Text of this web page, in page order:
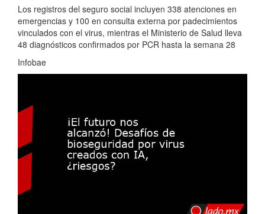
Los registros del seguro social incluyen 338 atenciones en
emergencias y 100 en consulta externa por padecimientos
vinculados con el virus, mientras el Ministerio de Salud lleva
48 diagnósticos confirmados por PCR hasta la semana 28
Infobae